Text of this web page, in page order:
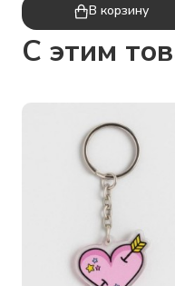
В корзину
C этим